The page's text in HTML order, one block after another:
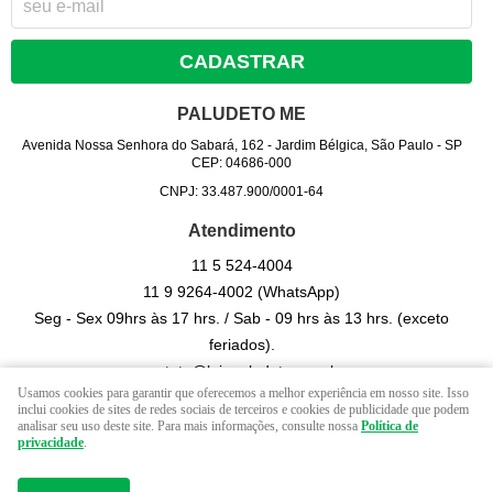
CADASTRAR
PALUDETO ME
Avenida Nossa Senhora do Sabará, 162 - Jardim Bélgica, São Paulo- SP
CEP: 04686-000
CNPJ: 33.487.900/0001-64
Atendimento
11 5524-4004
11 9 9264-4002(WhatsApp)
Seg - Sex 09hrs às 17 hrs. / Sab - 09 hrs às 13 hrs. (exceto
feriados).
contato@lojapaludeto.com.br
LOJA VIRTUAL CRIADA POR
Usamos cookies para garantir que oferecemos a melhor experiência em nosso site. Isso
inclui cookies de sites de redes sociais de terceiros e cookies de publicidade que podem
analisar seu uso deste site. Para mais informações, consulte nossa Política de
privacidade.